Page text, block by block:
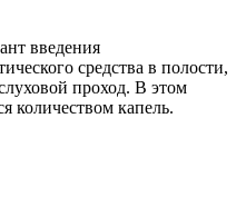
введения
средства в полости,
проход. В этом
количеством капель.